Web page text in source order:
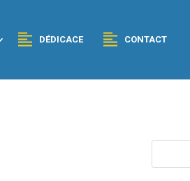
DÉDICACE CONTACT